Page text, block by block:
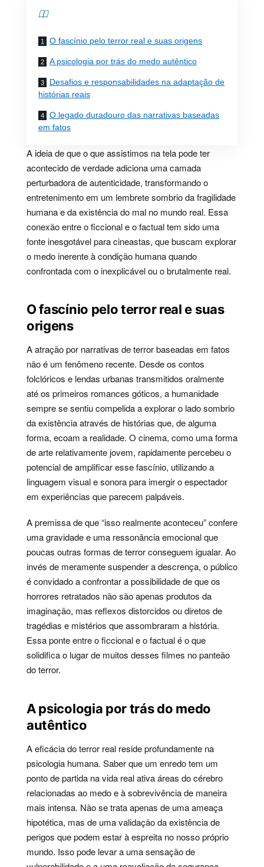
O fascínio pelo terror real e suas origens
A psicologia por trás do medo autêntico
Desafios e responsabilidades na adaptação de
histórias reais
O legado duradouro das narrativas baseadas
em fatos
A ideia de que o que assistimos na tela pode ter
acontecido de verdade adiciona uma camada
perturbadora de autenticidade, transformando o
entretenimento em um lembrete sombrio da fragilidade
humana e da existência do mal no mundo real. Essa
conexão entre o ficcional e o factual tem sido uma
fonte inesgotável para cineastas, que buscam explorar
o medo inerente à condição humana quando
confrontada com o inexplicável ou o brutalmente real.
O fascínio pelo terror real e suas
origens
A atração por narrativas de terror baseadas em fatos
não é um fenômeno recente. Desde os contos
folclóricos e lendas urbanas transmitidos oralmente
até os primeiros romances góticos, a humanidade
sempre se sentiu compelida a explorar o lado sombrio
da existência através de histórias que, de alguma
forma, ecoam a realidade. O cinema, como uma forma
de arte relativamente jovem, rapidamente percebeu o
potencial de amplificar esse fascínio, utilizando a
linguagem visual e sonora para imergir o espectador
em experiências que parecem palpáveis.
A premissa de que “isso realmente aconteceu” confere
uma gravidade e uma ressonância emocional que
poucas outras formas de terror conseguem igualar. Ao
invés de meramente suspender a descrença, o público
é convidado a confrontar a possibilidade de que os
horrores retratados não são apenas produtos da
imaginação, mas reflexos distorcidos ou diretos de
tragédias e mistérios que assombraram a história.
Essa ponte entre o ficcional e o factual é o que
solidifica o lugar de muitos desses filmes no panteão
do terror.
A psicologia por trás do medo
autêntico
A eficácia do terror real reside profundamente na
psicologia humana. Saber que um enredo tem um
ponto de partida na vida real ativa áreas do cérebro
relacionadas ao medo e à sobrevivência de maneira
mais intensa. Não se trata apenas de uma ameaça
hipotética, mas de uma validação da existência de
perigos que podem estar à espreita no nosso próprio
mundo. Isso pode levar a uma sensação de